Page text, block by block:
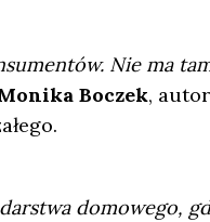
Nie ma
Boczek,
domowego,